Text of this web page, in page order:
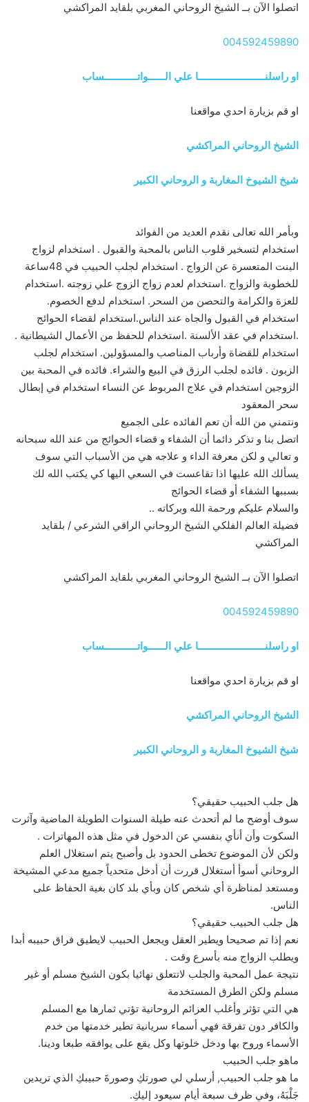
اتصلوا الآن بــ الشيخ الروحاني المغربي بلقايد المراكشي
004592459890
او راسلنــــــــــــــــــــــــا علي الــــــواتــــــــــــساب
او قم بزيارة احدي مواقعنا
الشيخ الروحاني المراكشي
شيخ الشيوخ المغاربة و الروحاني الكبير
وبأمر الله تعالى نقدم العديد من الفوائد
استخدام لتسخير قلوب الناس بالمحبة والقبول . استخدام لزواج
البنت المتعسرة عن الزواج . استخدام لجلب الحبيب في 48ساعة
للخطوبة والزواج .استخدام لعدم زواج الزوج علي زوجته .استخدام
للعزة والكرامة والتحصن من السحر. استخدام لدفع الخصوم.
استخدام في القبول والجاه عند الناس.استخدام لقضاء الحوائج
.استخدام في عقد الألسنة .استخدام للحفظ من الأعمال الشيطانية .
استخدام للقضاة وأرباب المناصب والمسؤولين. استخدام لجلب
الزبون . فائده لجلب الرزق في البيع والشراء. فائده في المحبة بين
الزوجين استخدام في علاج المربوط عن النساء استخدام في إبطال
سحر المعقود
ونتمني من الله أن تعم الفائده على الجميع
اتصل بنا و تذكر دائما أن الشفاء و قضاء الحوائج من عند الله سبحانه
و تعالي و لكن معرفة الداء و علاجه هي من الأسباب التي سوف
يسألك الله عليها اذا تقاعست في السعي اليها كي يكتب الله لك
بسببها الشفاء أو قضاء الحوائج
والسلام عليكم ورحمة الله وبركاته ..
فضيلة العالم الفلكي الشيخ الروحاني الراقي الشرعي / بلقايد
المراكشي
اتصلوا الآن بــ الشيخ الروحاني المغربي بلقايد المراكشي
004592459890
او راسلنــــــــــــــــــــــــا علي الــــــواتــــــــــــساب
او قم بزيارة احدي مواقعنا
الشيخ الروحاني المراكشي
شيخ الشيوخ المغاربة و الروحاني الكبير
هل جلب الحبيب حقيقي؟
سوف أوضح ما لم أتحدث عنه طيلة السنوات الطويلة الماضية وآثرت
السكوت وأن أنأي بنفسي عن الدخول في مثل هذه المهاترات .
ولكن لأن الموضوع تخطى الحدود بل وأصبح يتم استغلال العلم
الروحاني أسوأ أستغلال قررت أن أدخل متحدياً جميع مدعي المشيخة
ومستعد لمناظرة أي شخص كان وبأي بلد كان بغية الحفاظ على
الناس.
هل جلب الحبيب حقيقي؟
نعم إذا تم صحيحا ويطير العقل ويجعل الحبيب لايطيق فراق حبيبه أبدا
ويطلب الزواج منه بأسرع وقت .
نتيجة عمل المحبة والجلب لاتتعلق نهائيا بكون الشيخ مسلم أو غير
مسلم ولكن الطرق المستخدمة
هي التي تؤثر وأغلب العزائم الروحانية تؤتي ثمارها مع المسلم
والكافر دون تفرقة فهي أسماء سريانية تطير خدمتها من خدم
الأسماء وروح بها ودخل خلوتها وكل يقع على يوافقه طبعا ودينا.
ماهو جلب الحبيب
ما هو جلب الحبيب, أرسلي لي صورتكِ وصورةَ حبيبكِ الذي تريدين
جَلْبَهُ، وفي ظرف سبعة أيام سيعود إليكِ.